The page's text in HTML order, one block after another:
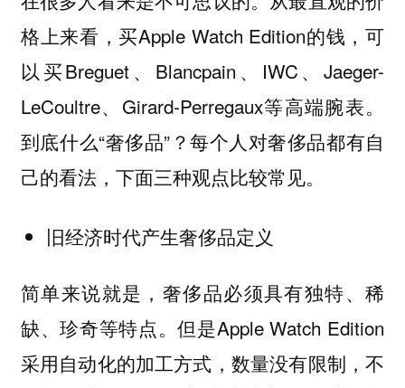
格上来看，买Apple Watch Edition的钱，可
以买Breguet、Blancpain、IWC、Jaeger-
LeCoultre、Girard-Perregaux等高端腕表。
到底什么“奢侈品”？每个人对奢侈品都有自
己的看法，下面三种观点比较常见。
旧经济时代产生奢侈品定义
简单来说就是，奢侈品必须具有独特、稀
缺、珍奇等特点。但是Apple Watch Edition
采用自动化的加工方式，数量没有限制，不